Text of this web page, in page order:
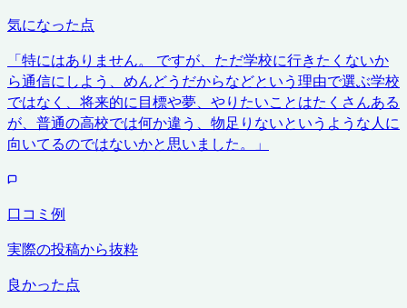
気になった点
「特にはありません。 ですが、ただ学校に行きたくないか
ら通信にしよう、めんどうだからなどという理由で選ぶ学校
ではなく、将来的に目標や夢、やりたいことはたくさんある
が、普通の高校では何か違う、物足りないというような人に
向いてるのではないかと思いました。
」
口コミ例
実際の投稿から抜粋
良かった点